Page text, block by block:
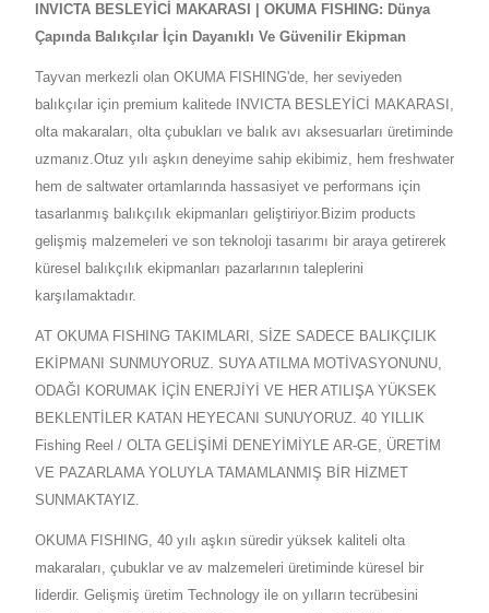
INVICTA BESLEYİCİ MAKARASI | OKUMA FISHING: Dünya
Çapında Balıkçılar İçin Dayanıklı Ve Güvenilir Ekipman
Tayvan merkezli olan OKUMA FISHING'de, her seviyeden
balıkçılar için premium kalitede INVICTA BESLEYİCİ MAKARASI,
olta makaraları, olta çubukları ve balık avı aksesuarları üretiminde
uzmanız.Otuz yılı aşkın deneyime sahip ekibimiz, hem freshwater
hem de saltwater ortamlarında hassasiyet ve performans için
tasarlanmış balıkçılık ekipmanları geliştiriyor.Bizim products
gelişmiş malzemeleri ve son teknoloji tasarımı bir araya getirerek
küresel balıkçılık ekipmanları pazarlarının taleplerini
karşılamaktadır.
AT OKUMA FISHING TAKIMLARI, SİZE SADECE BALIKÇILIK
EKİPMANI SUNMUYORUZ. SUYA ATILMA MOTİVASYONUNU,
ODAĞI KORUMAK İÇİN ENERJİYİ VE HER ATILIŞA YÜKSEK
BEKLENTİLER KATAN HEYECANI SUNUYORUZ. 40 YILLIK
Fishing Reel / OLTA GELİŞİMİ DENEYİMİYLE AR-GE, ÜRETİM
VE PAZARLAMA YOLUYLA TAMAMLANMIŞ BİR HİZMET
SUNMAKTAYIZ.
OKUMA FISHING, 40 yılı aşkın süredir yüksek kaliteli olta
makaraları, çubuklar ve av malzemeleri üretiminde küresel bir
liderdir. Gelişmiş üretim Technology ile on yılların tecrübesini